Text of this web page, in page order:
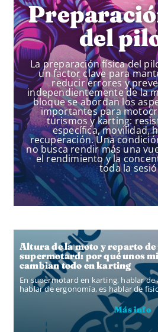
del
La preparación física del
un factor clave para
reducir errores y
independientemente de la
bloque se abordan los
importantes para
turismos y karting:
específica, movilidad,
recuperación. Una
no busca rendir más una
el rendimiento y la
toda la
Altura de la moto y reparto de
supermotard: por qué unos
cambian todo en karting
En supermotard en karting, hablar
hablar de ergonomía, es hablar de
Más info